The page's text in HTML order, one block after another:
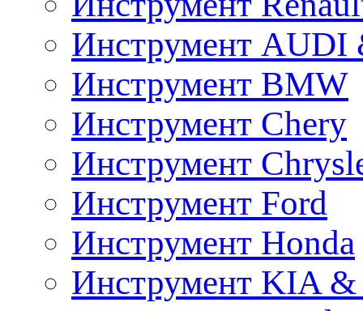
Инструмент AUDI
Инструмент BMW
Инструмент Chery
Инструмент
Инструмент Ford
Инструмент Honda
Инструмент KIA